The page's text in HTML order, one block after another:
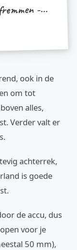
-...
ook in de
om tot
alles,
Verder valt er
achterrek,
is goede
de accu, dus
voor je
50 mm),